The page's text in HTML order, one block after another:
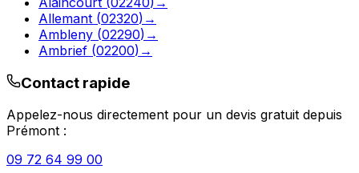
Allemant (02320) →
Ambleny (02290) →
Ambrief (02200) →
Contact rapide
Appelez-nous directement pour un devis gratuit depuis
Prémont :
09 72 64 99 00